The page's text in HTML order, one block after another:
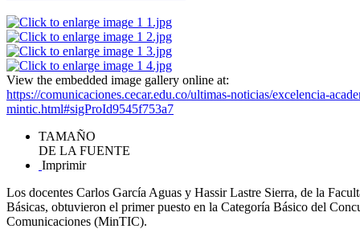
View the embedded image gallery online at:
https://comunicaciones.cecar.edu.co/ultimas-noticias/excelencia-
mintic.html#sigProId9545f753a7
TAMAÑO
DE LA FUENTE
Imprimir
Los docentes Carlos García Aguas y Hassir Lastre Sierra, de la
Básicas, obtuvieron el primer puesto en la Categoría Básico del
Comunicaciones (MinTIC).